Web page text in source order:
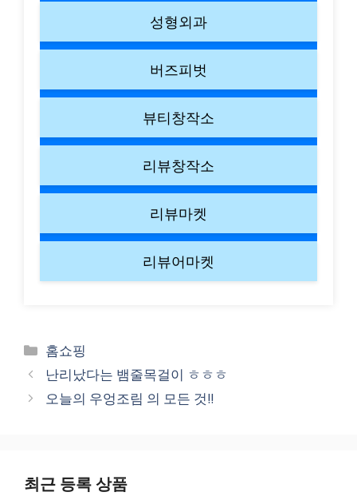
성형외과
버즈피벗
뷰티창작소
리뷰창작소
리뷰마켓
리뷰어마켓
Categories
홈쇼핑
난리났다는 뱀줄목걸이 ㅎㅎㅎ
오늘의 우엉조림 의 모든 것!!
최근 등록 상품